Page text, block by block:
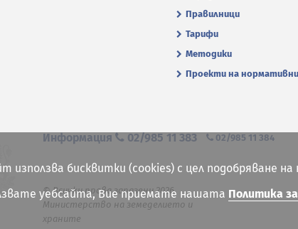
Правилници
Тарифи
Методики
Проекти на
Информация 02/985 11 383 02/985 11 384
© Всички права запазени 2026
Министерство на земеделието и
храните
използва бисквитки (cookies) с цел подобряване
уебсайта, Вие приемате нашата Политика